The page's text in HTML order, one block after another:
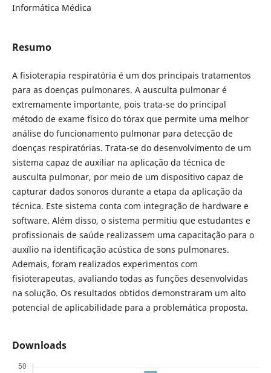
Informática Médica
Resumo
A fisioterapia respiratória é um dos principais tratamentos
para as doenças pulmonares. A ausculta pulmonar é
extremamente importante, pois trata-se do principal
método de exame físico do tórax que permite uma melhor
análise do funcionamento pulmonar para detecção de
doenças respiratórias. Trata-se do desenvolvimento de um
sistema capaz de auxiliar na aplicação da técnica de
ausculta pulmonar, por meio de um dispositivo capaz de
capturar dados sonoros durante a etapa da aplicação da
técnica. Este sistema conta com integração de hardware e
software. Além disso, o sistema permitiu que estudantes e
profissionais de saúde realizassem uma capacitação para o
auxílio na identificação acústica de sons pulmonares.
Ademais, foram realizados experimentos com
fisioterapeutas, avaliando todas as funções desenvolvidas
na solução. Os resultados obtidos demonstraram um alto
potencial de aplicabilidade para a problemática proposta.
Downloads